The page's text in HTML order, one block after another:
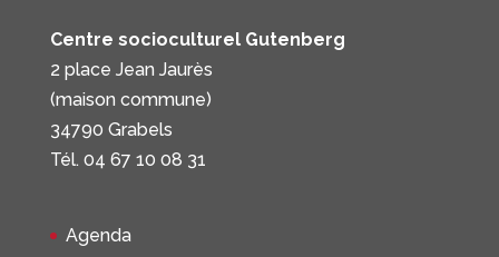
Centre socioculturel Gutenberg
2 place Jean Jaurès
(maison commune)
34790 Grabels
Tél. 04 67 10 08 31
Agenda